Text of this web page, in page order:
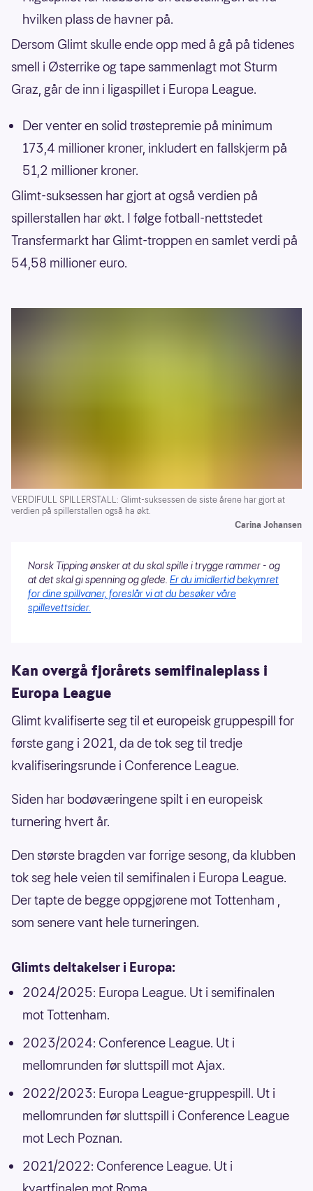
hvilken plass de havner på.
Dersom Glimt skulle ende opp med å gå på tidenes
smell i Østerrike og tape sammenlagt mot Sturm
Graz, går de inn i ligaspillet i Europa League.
Der venter en solid trøstepremie på minimum
173,4 millioner kroner, inkludert en fallskjerm på
51,2 millioner kroner.
Glimt-suksessen har gjort at også verdien på
spillerstallen har økt. I følge fotball-nettstedet
Transfermarkt har Glimt-troppen en samlet verdi på
54,58 millioner euro.
VERDIFULL SPILLERSTALL: Glimt-suksessen de siste årene har gjort at
verdien på spillerstallen også ha økt.
Carina Johansen
Norsk Tipping ønsker at du skal spille i trygge rammer - og
at det skal gi spenning og glede. Er du imidlertid bekymret
for dine spillvaner, foreslår vi at du besøker våre
spillevettsider.
Kan overgå fjorårets semifinaleplass i
Europa League
Glimt kvalifiserte seg til et europeisk gruppespill for
første gang i 2021, da de tok seg til tredje
kvalifiseringsrunde i Conference League.
Siden har bodøværingene spilt i en europeisk
turnering hvert år.
Den største bragden var forrige sesong, da klubben
tok seg hele veien til semifinalen i Europa League.
Der tapte de begge oppgjørene mot Tottenham ,
som senere vant hele turneringen.
Glimts deltakelser i Europa:
2024/2025: Europa League. Ut i semifinalen
mot Tottenham.
2023/2024: Conference League. Ut i
mellomrunden før sluttspill mot Ajax.
2022/2023: Europa League-gruppespill. Ut i
mellomrunden før sluttspill i Conference League
mot Lech Poznan.
2021/2022: Conference League. Ut i